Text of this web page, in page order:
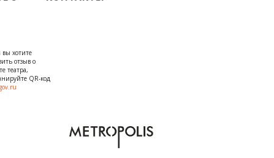
вы хотите
отзыв о
театра,
QR-код